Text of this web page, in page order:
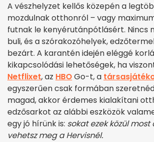
A vészhelyzet kellős közepén a
mozdulnak otthonról – vagy
futnak le kenyérutánpótlásért. Nincs
buli, és a szórakozóhelyek,
bezárt. A karantén idején eléggé
kikapcsolódási lehetőségek, ha
Netflixet, az HBOGo-t, a
egyszerűen csak formában
magad, akkor érdemes kialakítani
edzősarkot az alábbi eszközök
egy jó hírünk is: sokat ezek közül
vehetsz meg a Hervisnél.